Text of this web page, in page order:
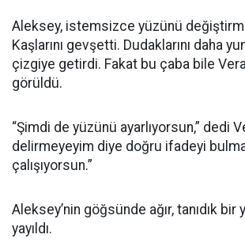
Aleksey, istemsizce yüzünü
Kaşlarını gevşetti. Dudaklarını daha
çizgiye getirdi. Fakat bu çaba bile
görüldü.
“Şimdi de yüzünü ayarlıyorsun,” dedi
delirmeyeyim diye doğru ifadeyi
çalışıyorsun.”
Aleksey’nin göğsünde ağır, tanıdık bir
yayıldı.